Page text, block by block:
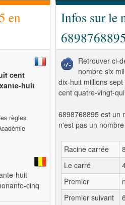
en
cent
huit
règles
huit
cinq
Infos sur le
6898768895
Retrouver ci-
nombre six
dix-huit millions
cent quatre-vingt-
6898768895 est un
n'est pas un
Racine carrée
Le carré
Premier
Premier suivant